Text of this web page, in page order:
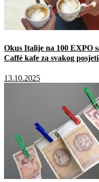
Okus Italije na 100 EXPO
Caffé kafe za svakog
13.10.2025